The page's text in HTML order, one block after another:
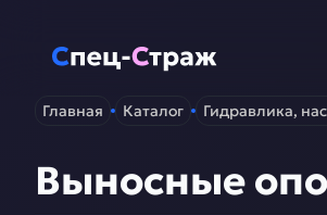
Спец-Страж - Запчасти для
Главная Каталог Гидравлика,
Выносные